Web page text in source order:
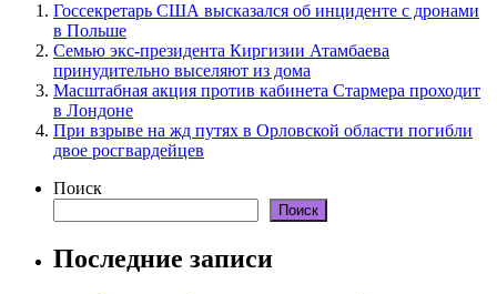
Госсекретарь США высказался об инциденте с дронами
в Польше
Семью экс-президента Киргизии Атамбаева
принудительно выселяют из дома
Масштабная акция против кабинета Стармера проходит
в Лондоне
При взрыве на жд путях в Орловской области погибли
двое росгвардейцев
Поиск
Поиск
Последние записи